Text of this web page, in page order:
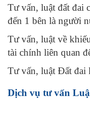
Tư vấn, luật đất đai
đến 1 bên là người
Tư vấn, luật về
tài chính liên quan
Tư vấn, luật Đất đai
Dịch vụ tư vấn